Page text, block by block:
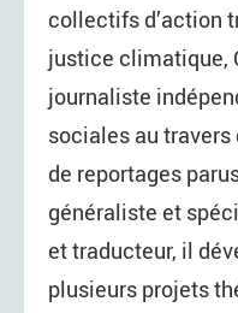
collectifs d’action
justice climatique,
journaliste
sociales au travers
de reportages
généraliste et
et traducteur, il
plusieurs projets